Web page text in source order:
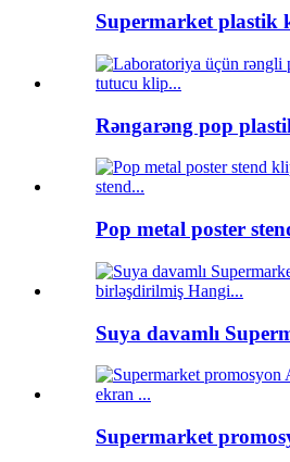
Supermarket plastik
Rəngarəng pop
Pop metal poster
Suya davamlı
Supermarket